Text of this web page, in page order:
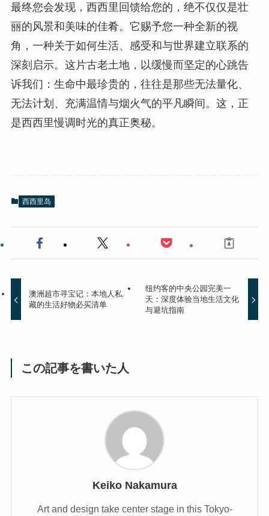
最终您会发现，西西里回馈给您的，绝不仅仅是壮
丽的风景和美味的佳肴。它赐予您一种全新的视
角，一种关于如何生活、感受和与世界建立联系的
深刻启示。这片古老土地，以缓慢而坚定的心跳告
诉我们：生命中最珍贵的，往往是那些无法量化、
无法计划、充满温情与烟火气的平凡瞬间。这，正
是西西里慢调时光的真正奥秘。
西西里岛
澳洲超市寻宝记：本地人私
藏的生活好物必买清单
纽约客的中央公园完美一
天：深度体验当地生活文化
与避坑指南
この記事を書いた人
Keiko Nakamura
Art and design take center stage in this Tokyo-